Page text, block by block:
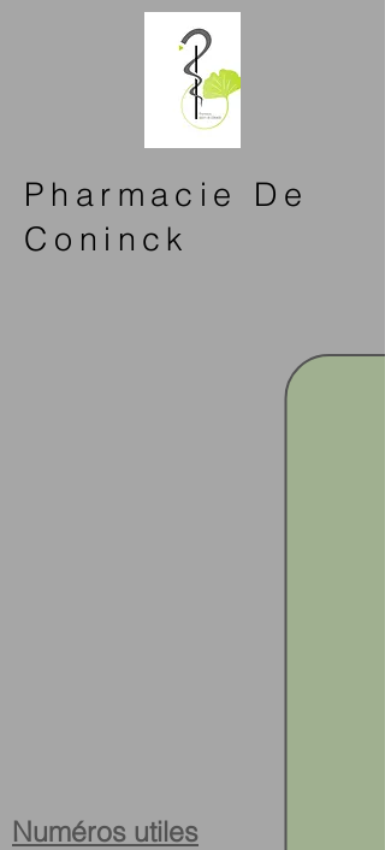
Pharmacie De
Coninck
Numéros utiles